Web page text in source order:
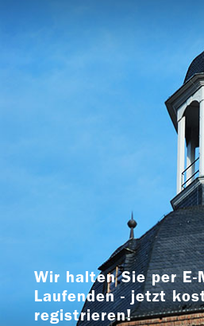
Wir halten Sie per E-
Laufenden - jetzt
registrieren!